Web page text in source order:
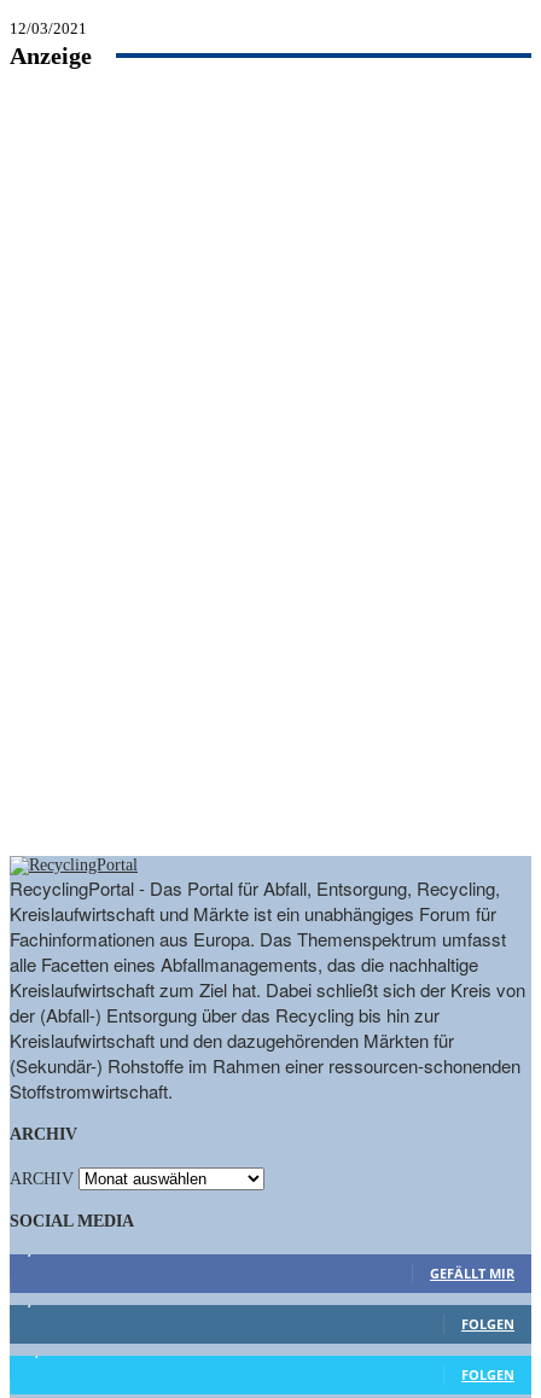
12/03/2021
Anzeige
RecyclingPortal - Das Portal für Abfall, Entsorgung, Recycling,
Kreislaufwirtschaft und Märkte ist ein unabhängiges Forum für
Fachinformationen aus Europa. Das Themenspektrum umfasst
alle Facetten eines Abfallmanagements, das die nachhaltige
Kreislaufwirtschaft zum Ziel hat. Dabei schließt sich der Kreis von
der (Abfall-) Entsorgung über das Recycling bis hin zur
Kreislaufwirtschaft und den dazugehörenden Märkten für
(Sekundär-) Rohstoffe im Rahmen einer ressourcen-schonenden
Stoffstromwirtschaft.
ARCHIV
ARCHIV
SOCIAL MEDIA
GEFÄLLT MIR
FOLGEN
FOLGEN